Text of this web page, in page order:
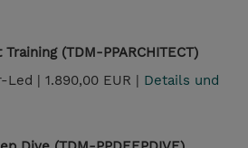
(TDM-PPARCHITECT)
Led | 1.890,00 EUR | Details und